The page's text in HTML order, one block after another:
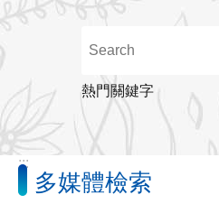
熱門關鍵字
:::
多媒體檢索